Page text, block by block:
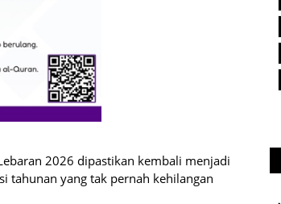
2026 dipastikan kembali menjadi
yang tak pernah kehilangan